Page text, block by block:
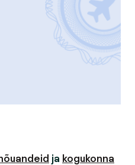
ja kogukonna